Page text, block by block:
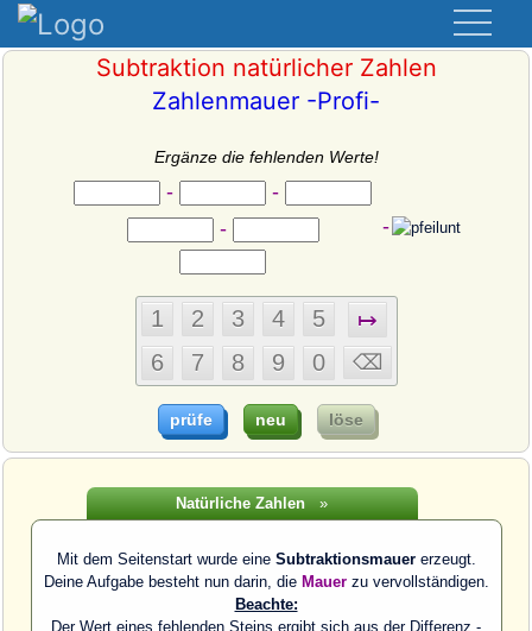
Natürliche Zahlen»
Mit dem Seitenstart wurde eine Subtraktionsmauererzeugt.
Deine Aufgabe besteht nun darin, die Mauerzu vervollständigen.
Beachte:
Der Wert eines fehlenden Steins ergibt sich aus der Differenz -
Subtraktion natürlicher Zahlen
Zahlenmauer -Profi-
Ergänze die fehlenden Werte!
-
-
-
-